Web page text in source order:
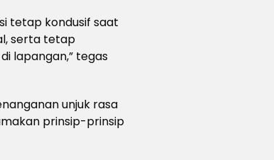
tetap kondusif saat
serta tetap
lapangan,” tegas
unjuk rasa
prinsip-prinsip